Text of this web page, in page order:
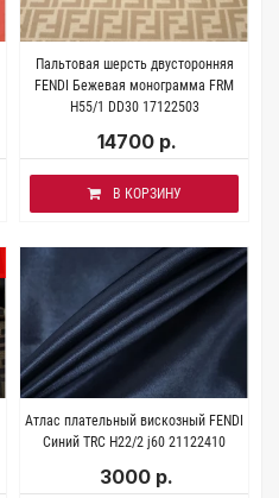
Пальтовая шерсть двусторонняя
FENDI Бежевая монограмма FRM
H55/1 DD30 17122503
14700 р.
В КОРЗИНУ
Атлас плательный вискозный FENDI
Синий TRC Н22/2 j60 21122410
3000 р.